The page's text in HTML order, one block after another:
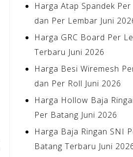
Harga Atap Spandek
dan Per Lembar Juni
Harga GRC Board Per
Terbaru Juni 2026
Harga Besi Wiremesh
dan Per Roll Juni 2026
Harga Hollow Baja
Per Batang Juni 2026
Harga Baja Ringan SNI
Batang Terbaru Juni